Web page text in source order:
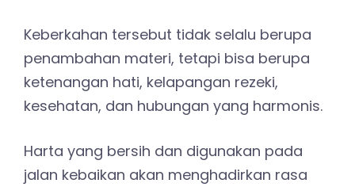
Keberkahan tersebut tidak selalu berupa
penambahan materi, tetapi bisa berupa
ketenangan hati, kelapangan rezeki,
kesehatan, dan hubungan yang harmonis.
Harta yang bersih dan digunakan pada
jalan kebaikan akan menghadirkan rasa